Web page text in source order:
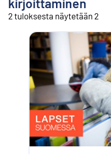
2 tuloksesta näytetään 2